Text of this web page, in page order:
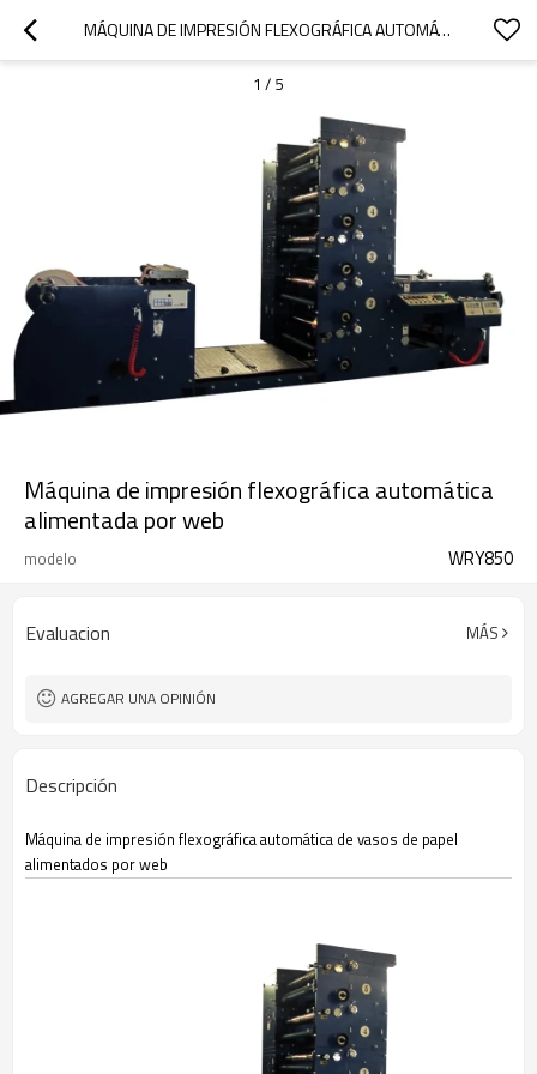
MÁQUINA DE IMPRESIÓN FLEXOGRÁFICA AUTOMÁTICA ALIMENTADA POR WEB
1 / 5
Máquina de impresión flexográfica automática
alimentada por web
modelo WRY850
Evaluacion MÁS
AGREGAR UNA OPINIÓN
Descripción
Máquina de impresión flexográfica automática de vasos de papel
alimentados por web